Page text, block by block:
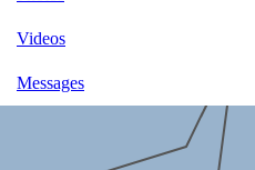
Videos
Messages